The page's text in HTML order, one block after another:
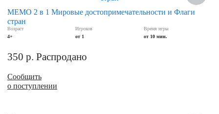
МЕМО 2 в 1 Мировые достопримечательности и Флаги
стран
Возраст
4+
Игроков
от 1
Время игры
от 10 мин.
350 р. Распродано
Сообщить
о поступлении